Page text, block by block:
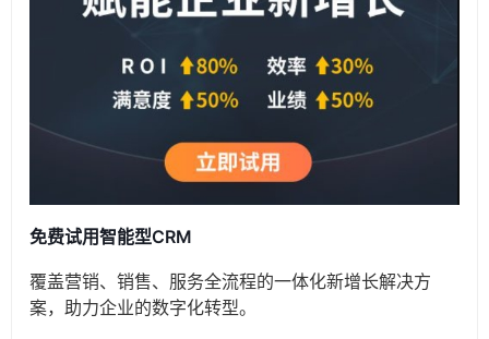
免费试用智能型CRM
覆盖营销、销售、服务全流程的一体化新增长解决方
案，助力企业的数字化转型。